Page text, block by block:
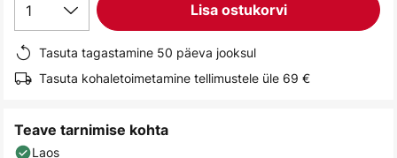
1 Lisa ostukorvi
Tasuta tagastamine 50 päeva jooksul
Tasuta kohaletoimetamine tellimustele üle 69 €
Teave tarnimise kohta
Laos